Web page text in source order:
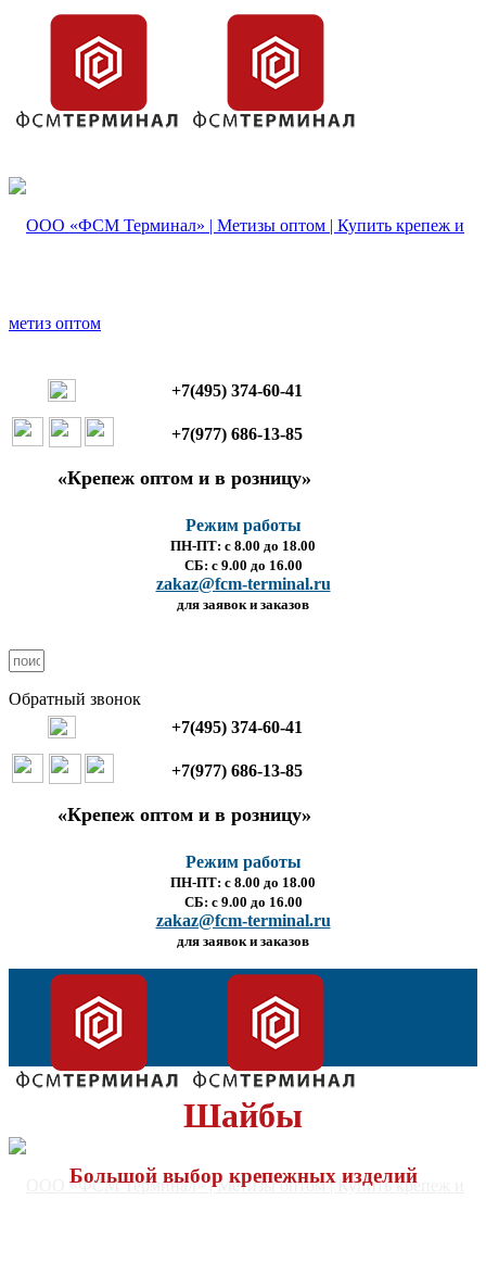
+7(495) 374-60-41
+7(977) 686-13-85
«Крепеж оптом и в розницу»
Режим работы
ПН-ПТ: с 8.00 до 18.00
СБ: с 9.00 до 16.00
zakaz@fcm-terminal.ru
для заявок и заказов
Обратный звонок
+7(495) 374-60-41
+7(977) 686-13-85
«Крепеж оптом и в розницу»
Режим работы
ПН-ПТ: с 8.00 до 18.00
СБ: с 9.00 до 16.00
zakaz@fcm-terminal.ru
для заявок и заказов
Шайбы
Большой выбор крепежных изделий